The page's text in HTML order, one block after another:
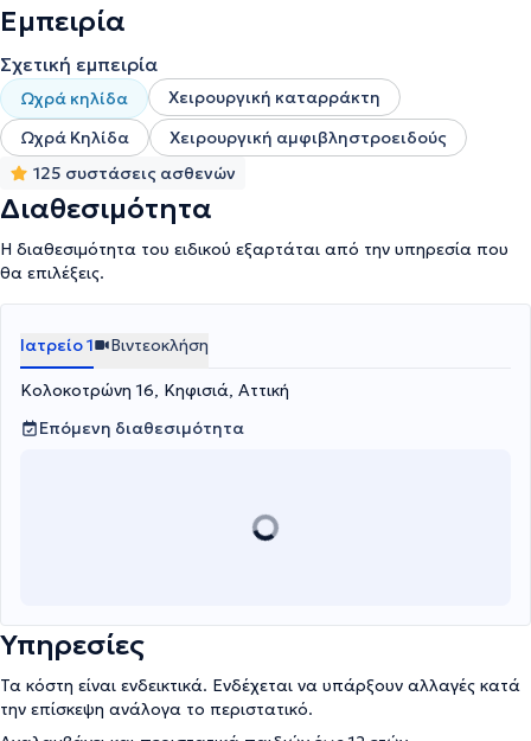
υαλοειδεκτομής (pars plana vitrectomy) για ένα ευρύ φάσμα
παθήσεων του υαλοειδούς και του αμφιβληστροειδούς, 600
επεμβάσεις καταρράκτη και ενδοφακού καθώς και πάνω από
5000 ενδοϋαλοειδικές εγχύσεις (ενέσεις). Διαθέτει αξιόλογη
ερευνητική εμπειρία έχοντας συμμετάσχει σε πληθώρα
πολυκεντρικών ερευνών για διάφορες οφθαλμολογικές παθήσεις,
σε αρκετές εκ των οποίων ως κύριος ερευνητής και έχει κατάρτιση
στις αρχές της ορθής κλινικής πρακτικής, ενώ έχει δημοσιεύσει
πλήθος άρθρων σε οφθαλμολογικά επιστημονικά περιοδικά
Τέλος, ασχολήθηκε με κλινικές έρευνες στον τομέα του
γλαυκώματος, της ηλεκτροφυσιολογίας καθώς και της
χειρουργικής αντιμετώπισης παθήσεων του υαλοειδούς και του
Εμπειρία
Σχετική εμπειρία
Ωχρά κηλίδα
Χειρουργική καταρράκτη
Ωχρά Κηλίδα
Χειρουργική αμφιβληστροειδούς
125 συστάσεις ασθενών
Διαθεσιμότητα
Η διαθεσιμότητα του ειδικού εξαρτάται από την υπηρεσία που
θα επιλέξεις.
Ιατρείο 1 Βιντεοκλήση
Κολοκοτρώνη 16, Κηφισιά, Αττική
Επόμενη διαθεσιμότητα
Υπηρεσίες
Τα κόστη είναι ενδεικτικά. Ενδέχεται να υπάρξουν αλλαγές κατά
την επίσκεψη ανάλογα το περιστατικό.